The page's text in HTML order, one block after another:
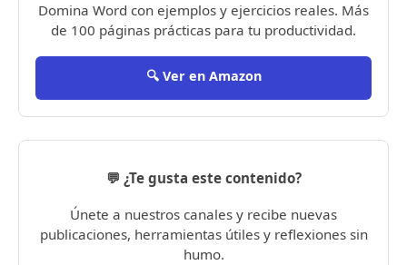
Domina Word con ejemplos y ejercicios reales. Más
de 100 páginas prácticas para tu productividad.
🔍 Ver en Amazon
💬 ¿Te gusta este contenido?
Únete a nuestros canales y recibe nuevas
publicaciones, herramientas útiles y reflexiones sin
humo.